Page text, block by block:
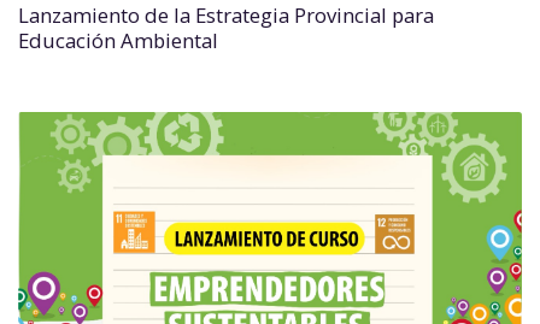
Lanzamiento de la Estrategia Provincial para
Educación Ambiental